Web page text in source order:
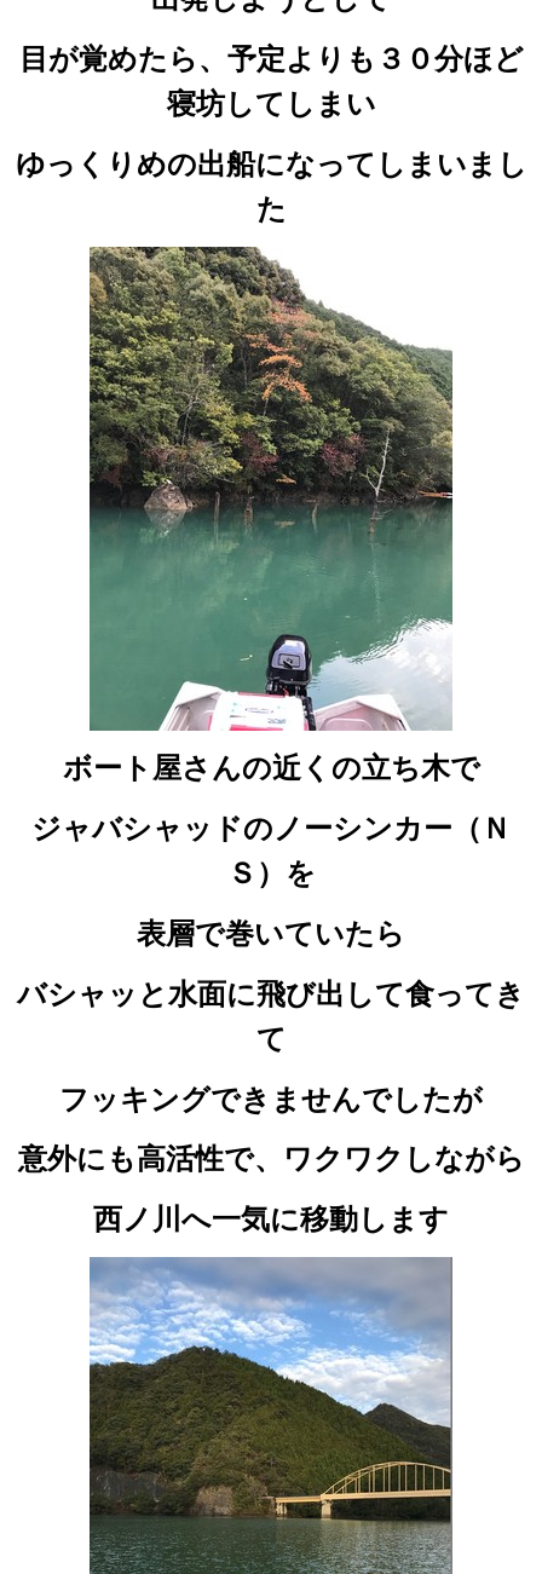
目が覚めたら、予定よりも３０分ほど
寝坊してしまい
ゆっくりめの出船になってしまいまし
た
ボート屋さんの近くの立ち木で
ジャバシャッドのノーシンカー（Ｎ
Ｓ）を
表層で巻いていたら
バシャッと水面に飛び出して食ってき
て
フッキングできませんでしたが
意外にも高活性で、ワクワクしながら
西ノ川へ一気に移動します